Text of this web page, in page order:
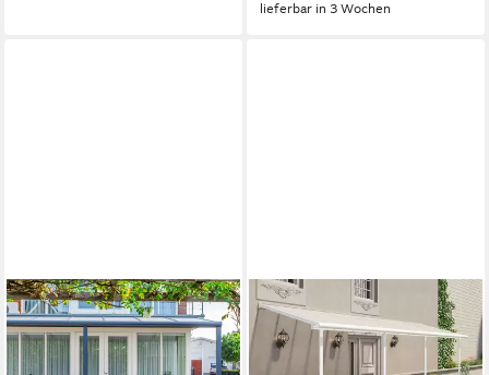
lieferbar in 3 Wochen